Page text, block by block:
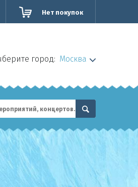
Нет покупок
город: Москва